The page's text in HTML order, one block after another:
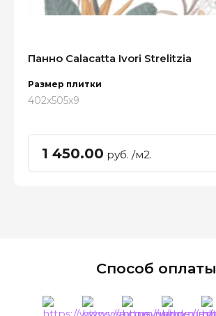
Панно Calacatta Ivori Strelitzia
Размер плитки
402x505x9
1 450.00 руб. /м2.
Способ оплаты